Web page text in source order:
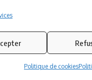
Politique de cookies